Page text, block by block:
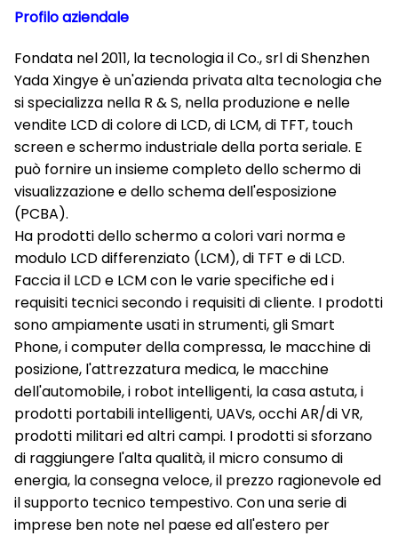
Profilo aziendale
Fondata nel 2011, la tecnologia il Co., srl di Shenzhen
Yada Xingye è un'azienda privata alta tecnologia che
si specializza nella R & S, nella produzione e nelle
vendite LCD di colore di LCD, di LCM, di TFT, touch
screen e schermo industriale della porta seriale. E
può fornire un insieme completo dello schermo di
visualizzazione e dello schema dell'esposizione
(PCBA).
Ha prodotti dello schermo a colori vari norma e
modulo LCD differenziato (LCM), di TFT e di LCD.
Faccia il LCD e LCM con le varie specifiche ed i
requisiti tecnici secondo i requisiti di cliente. I prodotti
sono ampiamente usati in strumenti, gli Smart
Phone, i computer della compressa, le macchine di
posizione, l'attrezzatura medica, le macchine
dell'automobile, i robot intelligenti, la casa astuta, i
prodotti portabili intelligenti, UAVs, occhi AR/di VR,
prodotti militari ed altri campi. I prodotti si sforzano
di raggiungere l'alta qualità, il micro consumo di
energia, la consegna veloce, il prezzo ragionevole ed
il supporto tecnico tempestivo. Con una serie di
imprese ben note nel paese ed all'estero per